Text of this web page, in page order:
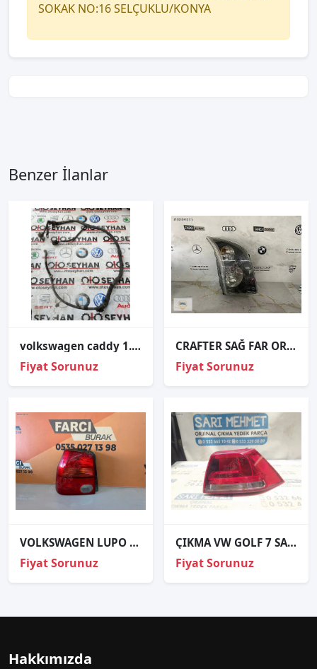
SOKAK NO:16 SELÇUKLU/KONYA
Benzer İlanlar
volkswagen caddy 1.9 bjb şarj dinamosu tesisatı
Fiyat Sorunuz
CRAFTER SAĞ FAR ORJİNAL
Fiyat Sorunuz
VOLKSWAGEN LUPO SOL STOP ORJİNAL
Fiyat Sorunuz
ÇIKMA VW GOLF 7 SAĞ DIŞ STOP 5G0945096M S-05
Fiyat Sorunuz
Hakkımızda